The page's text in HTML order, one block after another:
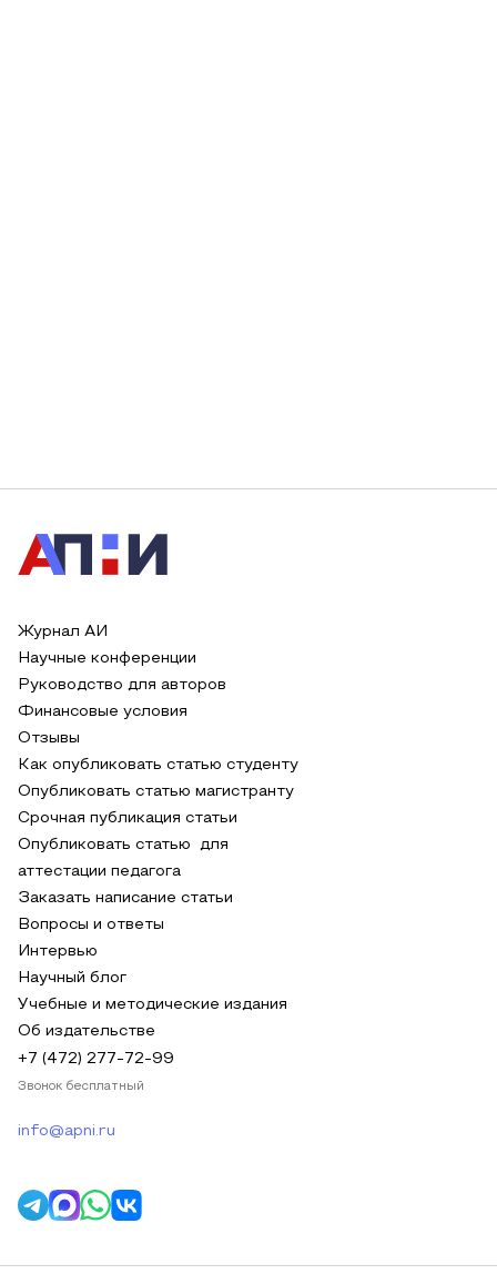
Журнал АИ
Научные конференции
Руководство для авторов
Финансовые условия
Отзывы
Как опубликовать статью студенту
Опубликовать статью магистранту
Срочная публикация статьи
Опубликовать статью для
аттестации педагога
Заказать написание статьи
Вопросы и ответы
Интервью
Научный блог
Учебные и методические издания
Об издательстве
+7 (472) 277-72-99
Звонок бесплатный
info@apni.ru